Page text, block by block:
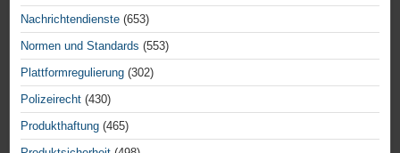
Nachrichtendienste (653)
Normen und Standards (553)
Plattformregulierung (302)
Polizeirecht (430)
Produkthaftung (465)